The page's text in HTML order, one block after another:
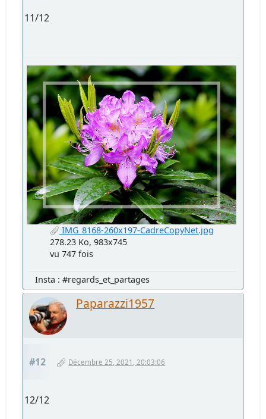
11/12
IMG_8168-260x197-CadreCopyNet.jpg
278.23 Ko, 983x745
vu 747 fois
Insta : #regards_et_partages
Paparazzi1957
#12 Décembre 25, 2021, 20:03:06
12/12